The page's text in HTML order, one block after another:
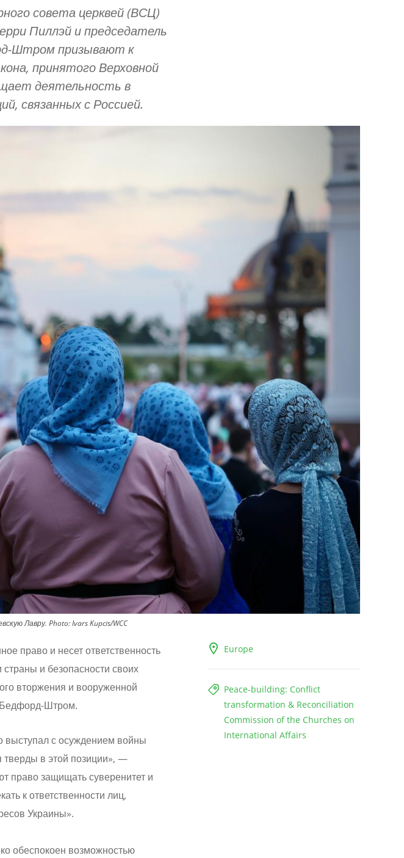
совета церквей (ВСЦ)
Пиллэй и председатель
Штром призывают к
принятого Верховной
деятельность в
связанных с Россией.
Лавру. Photo:Ivars Kupcis/WCC
Europe
Peace-building: Conflict
transformation & Reconciliation
Commission of the Churches on
International Affairs
право и несет ответственность
и безопасности своих
вторжения и вооруженной
Штром.
выступал с осуждением войны
тверды в этой позиции», —
право защищать суверенитет и
к ответственности лиц,
Украины».
обеспокоен возможностью